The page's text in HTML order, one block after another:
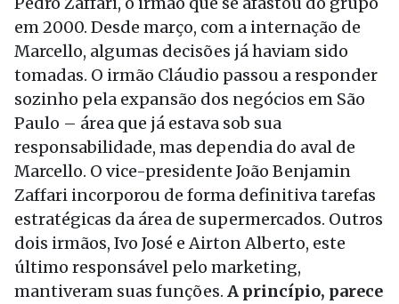
em 2000. Desde março, com a internação de
Marcello, algumas decisões já haviam sido
tomadas. O irmão Cláudio passou a responder
sozinho pela expansão dos negócios em São
Paulo – área que já estava sob sua
responsabilidade, mas dependia do aval de
Marcello. O vice-presidente João Benjamin
Zaffari incorporou de forma definitiva tarefas
estratégicas da área de supermercados. Outros
dois irmãos, Ivo José e Airton Alberto, este
último responsável pelo marketing,
mantiveram suas funções. A princípio, parece